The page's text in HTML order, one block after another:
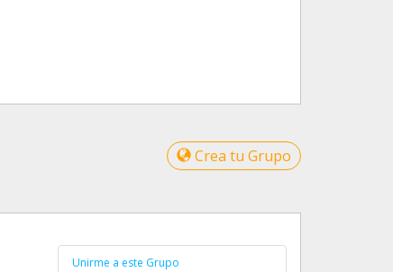
Crea tu Grupo
Unirme a este Grupo